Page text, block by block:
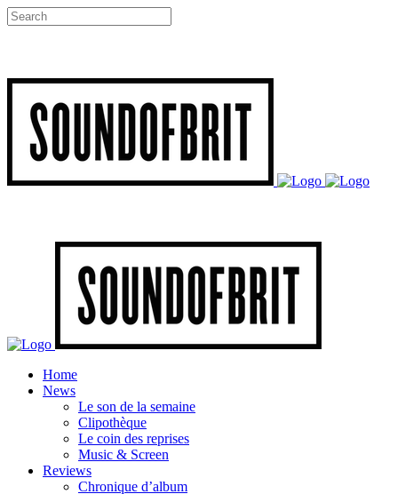
Home
News
Le son de la semaine
Clipothèque
Le coin des reprises
Music & Screen
Reviews
Chronique d’album